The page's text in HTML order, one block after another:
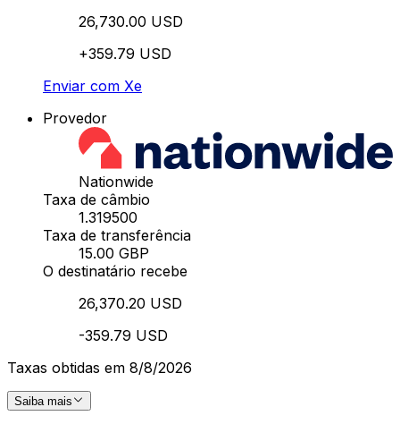
26,730.00 USD
+359.79 USD
Enviar com Xe
Provedor
Nationwide
Taxa de câmbio
1.319500
Taxa de transferência
15.00 GBP
O destinatário recebe
26,370.20 USD
-359.79 USD
Taxas obtidas em 8/8/2026
Saiba mais